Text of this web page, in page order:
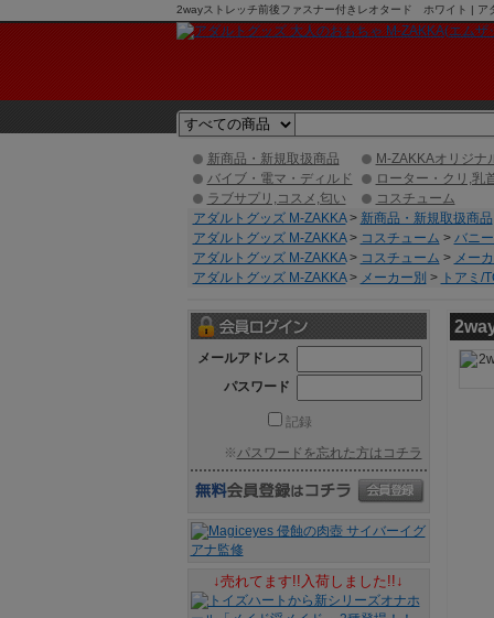
2wayストレッチ前後ファスナー付きレオタード ホワイト | ア
新商品・新規取扱商品
M-ZAKKAオリジナ
バイブ・電マ・ディルド
ローター・クリ,乳
ラブサプリ,コスメ,匂い
コスチューム
アダルトグッズ M-ZAKKA> 新商品・新規取扱商品
アダルトグッズ M-ZAKKA> コスチューム > バニ
アダルトグッズ M-ZAKKA> コスチューム > メー
アダルトグッズ M-ZAKKA> メーカー別 > トアミ/
メールアドレス
パスワード
記録
※パスワードを忘れた方はコチラ
↓売れてます!!入荷しました!!↓